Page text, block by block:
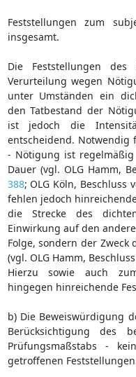
Feststellungen zum
insgesamt.
Die Feststellungen
Verurteilung wegen
unter Umständen ein
den Tatbestand der
ist jedoch die
entscheidend. Notwendig
- Nötigung ist
Dauer (vgl. OLG Hamm,
388; OLG Köln, Beschluss
fehlen jedoch
die Strecke des
Einwirkung auf den
Folge, sondern der
(vgl. OLG Hamm,
Hierzu sowie auch
hingegen hinreichende
b) Die Beweiswürdigung
Berücksichtigung des
Prüfungsmaßstabs -
getroffenen